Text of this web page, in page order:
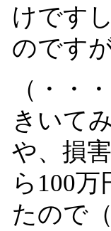
けです
のです
（・・
きいて
や、損
ら100
たので